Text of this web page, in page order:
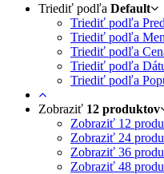
Triediť podľa Default
Triediť podľa
Triediť podľa
Triediť podľa
Triediť podľa
Triediť podľa
Zobraziť 12 produktov
Zobraziť 12
Zobraziť 24
Zobraziť 36
Zobraziť 48